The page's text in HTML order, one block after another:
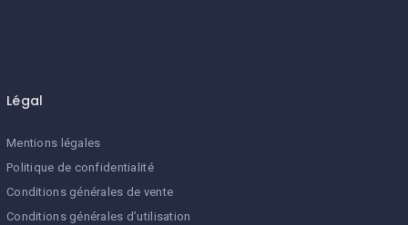
Légal
Mentions légales
Politique de confidentialité
Conditions générales de vente
Conditions générales d’utilisation